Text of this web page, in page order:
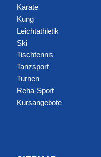
Karate
Kung
Leichtathletik
Ski
Tischtennis
Tanzsport
Turnen
Reha-Sport
Kursangebote